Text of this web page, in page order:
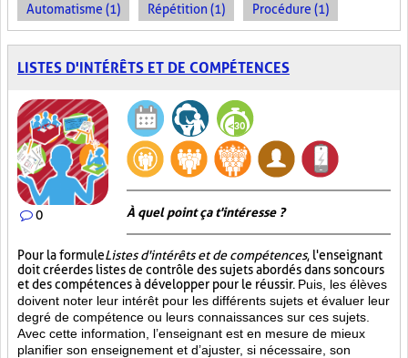
Automatisme (1) Répétition (1) Procédure (1)
LISTES D'INTÉRÊTS ET DE COMPÉTENCES
0 À quel point ça t'intéresse ?
Pour la formuleListes d'intérêts et de compétences, l'enseignant
doit créer des listes de contrôle des sujets abordés dans son cours
et des compétences à développer pour le réussir. Puis, les élèves
doivent noter leur intérêt pour les différents sujets et évaluer leur
degré de compétence ou leurs connaissances sur ces sujets.
Avec cette information, l’enseignant est en mesure de mieux
planifier son enseignement et d’ajuster, si nécessaire, son